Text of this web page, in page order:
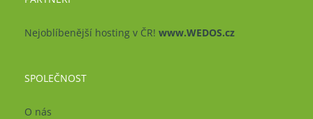
Nejoblíbenější hosting v ČR! www.WEDOS.cz
SPOLEČNOST
O nás